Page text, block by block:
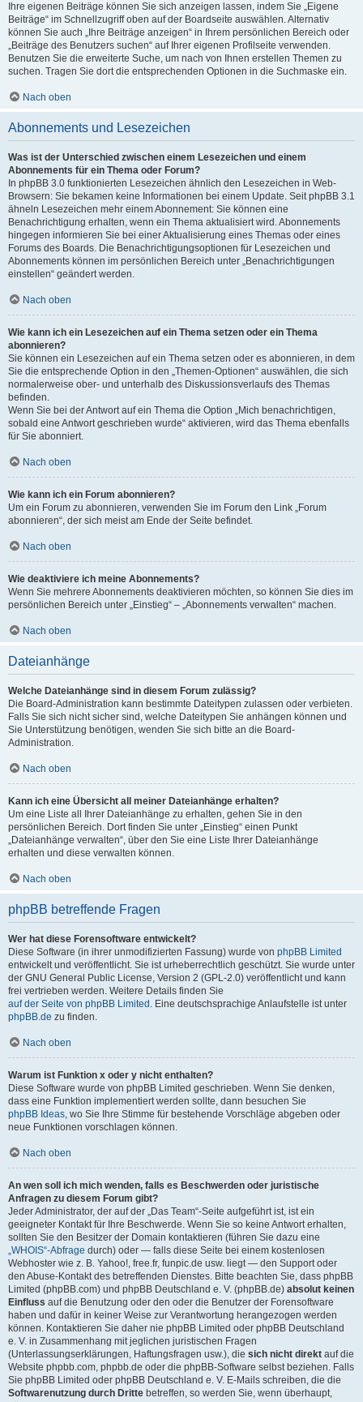
Ihre eigenen Beiträge können Sie sich anzeigen lassen, indem Sie „Eigene
Beiträge“ im Schnellzugriff oben auf der Boardseite auswählen. Alternativ
können Sie auch „Ihre Beiträge anzeigen“ in Ihrem persönlichen Bereich oder
„Beiträge des Benutzers suchen“ auf Ihrer eigenen Profilseite verwenden.
Benutzen Sie die erweiterte Suche, um nach von Ihnen erstellen Themen zu
suchen. Tragen Sie dort die entsprechenden Optionen in die Suchmaske ein.
Nach oben
Abonnements und Lesezeichen
Was ist der Unterschied zwischen einem Lesezeichen und einem
Abonnements für ein Thema oder Forum?
In phpBB 3.0 funktionierten Lesezeichen ähnlich den Lesezeichen in Web-
Browsern: Sie bekamen keine Informationen bei einem Update. Seit phpBB 3.1
ähneln Lesezeichen mehr einem Abonnement: Sie können eine
Benachrichtigung erhalten, wenn ein Thema aktualisiert wird. Abonnements
hingegen informieren Sie bei einer Aktualisierung eines Themas oder eines
Forums des Boards. Die Benachrichtigungsoptionen für Lesezeichen und
Abonnements können im persönlichen Bereich unter „Benachrichtigungen
einstellen“ geändert werden.
Nach oben
Wie kann ich ein Lesezeichen auf ein Thema setzen oder ein Thema
abonnieren?
Sie können ein Lesezeichen auf ein Thema setzen oder es abonnieren, in dem
Sie die entsprechende Option in den „Themen-Optionen“ auswählen, die sich
normalerweise ober- und unterhalb des Diskussionsverlaufs des Themas
befinden.
Wenn Sie bei der Antwort auf ein Thema die Option „Mich benachrichtigen,
sobald eine Antwort geschrieben wurde“ aktivieren, wird das Thema ebenfalls
für Sie abonniert.
Nach oben
Wie kann ich ein Forum abonnieren?
Um ein Forum zu abonnieren, verwenden Sie im Forum den Link „Forum
abonnieren“, der sich meist am Ende der Seite befindet.
Nach oben
Wie deaktiviere ich meine Abonnements?
Wenn Sie mehrere Abonnements deaktivieren möchten, so können Sie dies im
persönlichen Bereich unter „Einstieg“ – „Abonnements verwalten“ machen.
Nach oben
Dateianhänge
Welche Dateianhänge sind in diesem Forum zulässig?
Die Board-Administration kann bestimmte Dateitypen zulassen oder verbieten.
Falls Sie sich nicht sicher sind, welche Dateitypen Sie anhängen können und
Sie Unterstützung benötigen, wenden Sie sich bitte an die Board-
Administration.
Nach oben
Kann ich eine Übersicht all meiner Dateianhänge erhalten?
Um eine Liste all Ihrer Dateianhänge zu erhalten, gehen Sie in den
persönlichen Bereich. Dort finden Sie unter „Einstieg“ einen Punkt
„Dateianhänge verwalten“, über den Sie eine Liste Ihrer Dateianhänge
erhalten und diese verwalten können.
Nach oben
phpBB betreffende Fragen
Wer hat diese Forensoftware entwickelt?
Diese Software (in ihrer unmodifizierten Fassung) wurde von phpBB Limited
entwickelt und veröffentlicht. Sie ist urheberrechtlich geschützt. Sie wurde unter
der GNU General Public License, Version 2 (GPL-2.0) veröffentlicht und kann
frei vertrieben werden. Weitere Details finden Sie
auf der Seite von phpBB Limited . Eine deutschsprachige Anlaufstelle ist unter
phpBB.de zu finden.
Nach oben
Warum ist Funktion x oder y nicht enthalten?
Diese Software wurde von phpBB Limited geschrieben. Wenn Sie denken,
dass eine Funktion implementiert werden sollte, dann besuchen Sie
phpBB Ideas, wo Sie Ihre Stimme für bestehende Vorschläge abgeben oder
neue Funktionen vorschlagen können.
Nach oben
An wen soll ich mich wenden, falls es Beschwerden oder juristische
Anfragen zu diesem Forum gibt?
Jeder Administrator, der auf der „Das Team“-Seite aufgeführt ist, ist ein
geeigneter Kontakt für Ihre Beschwerde. Wenn Sie so keine Antwort erhalten,
sollten Sie den Besitzer der Domain kontaktieren (führen Sie dazu eine
„WHOIS“-Abfrage durch) oder — falls diese Seite bei einem kostenlosen
Webhoster wie z. B. Yahoo!, free.fr, funpic.de usw. liegt — den Support oder
den Abuse-Kontakt des betreffenden Dienstes. Bitte beachten Sie, dass phpBB
Limited (phpBB.com) und phpBB Deutschland e. V. (phpBB.de) absolut keinen
Einfluss auf die Benutzung oder den oder die Benutzer der Forensoftware
haben und dafür in keiner Weise zur Verantwortung herangezogen werden
können. Kontaktieren Sie daher nie phpBB Limited oder phpBB Deutschland
e. V. in Zusammenhang mit jeglichen juristischen Fragen
(Unterlassungserklärungen, Haftungsfragen usw.), die sich nicht direkt auf die
Website phpbb.com, phpbb.de oder die phpBB-Software selbst beziehen. Falls
Sie phpBB Limited oder phpBB Deutschland e. V. E-Mails schreiben, die die
Softwarenutzung durch Dritte betreffen, so werden Sie, wenn überhaupt,